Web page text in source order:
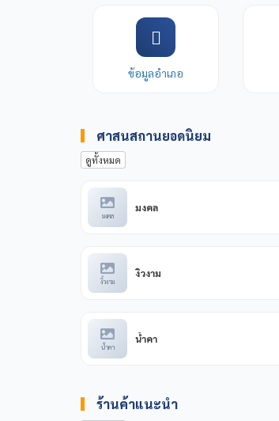
ข้อมูลอำเภอ
ศาสนสถานยอดนิยม
ดูทั้งหมด
มงคล
มงคล
งิ้วงาม
งิ้วงาม
น้ำคา
น้ำคา
ร้านค้าแนะนำ